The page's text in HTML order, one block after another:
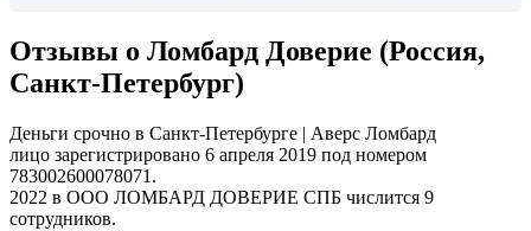
Отзывы о Ломбард Доверие (Россия,
Санкт-Петербург)
Деньги срочно в Санкт-Петербурге | Аверс Ломбард
лицо зарегистрировано 6 апреля 2019 под номером
783002600078071.
2022 в ООО ЛОМБАРД ДОВЕРИЕ СПБ числится 9
сотрудников.